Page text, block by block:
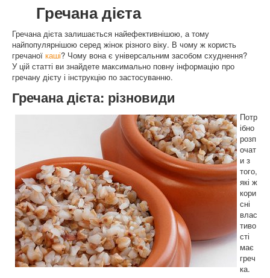
Краса
Мати та дитина
Незвідане
Рецепти
Війна
Гречана дієта
Гречана дієта залишається найефективнішою, а тому
найпопулярнішою серед жінок різного віку. В чому ж користь
гречаної каші? Чому вона є універсальним засобом схуднення?
У цій статті ви знайдете максимально повну інформацію про
гречану дієту і інструкцію по застосуванню.
Гречана дієта: різновиди
Потр
ібно
розп
очат
и з
того,
які ж
кори
сні
влас
тиво
сті
має
греч
ка.